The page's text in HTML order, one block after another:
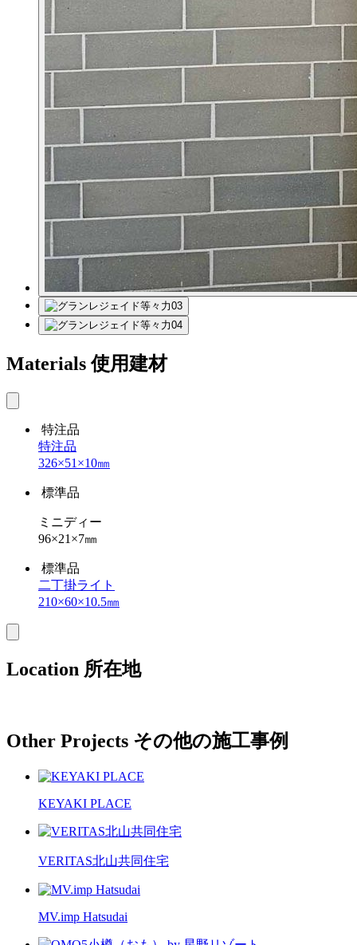
Materials 使用建材
特注品
特注品
326×51×10㎜
標準品
ミニディー
96×21×7㎜
標準品
二丁掛ライト
210×60×10.5㎜
Location 所在地
Other Projects その他の施工事例
KEYAKI PLACE
VERITAS北山共同住宅
MV.imp Hatsudai